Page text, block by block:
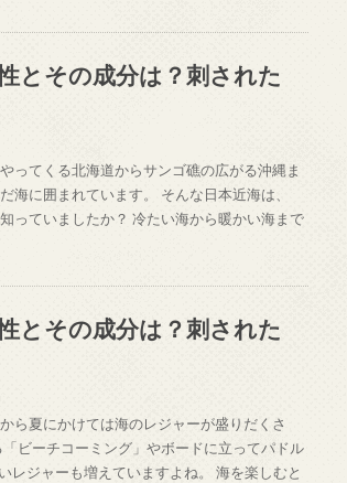
とその成分は？刺された
ってくる北海道からサンゴ礁の広がる沖縄ま
海に囲まれています。 そんな日本近海は、
っていましたか？ 冷たい海から暖かい海まで
とその成分は？刺された
ら夏にかけては海のレジャーが盛りだくさ
ビーチコーミング」やボードに立ってパドル
レジャーも増えていますよね。 海を楽しむと